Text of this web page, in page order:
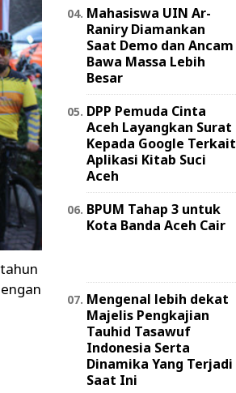
Mahasiswa UIN Ar-
Raniry Diamankan
Saat Demo dan Ancam
Bawa Massa Lebih
Besar
DPP Pemuda Cinta
Aceh Layangkan Surat
Kepada Google Terkait
Aplikasi Kitab Suci
Aceh
BPUM Tahap 3 untuk
Kota Banda Aceh Cair
Mengenal lebih dekat
Majelis Pengkajian
Tauhid Tasawuf
Indonesia Serta
Dinamika Yang Terjadi
Saat Ini